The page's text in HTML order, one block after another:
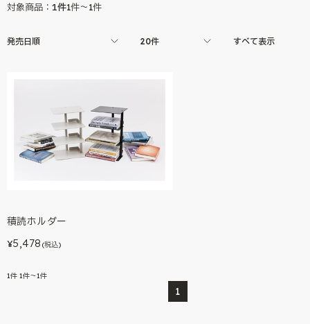
対象商品： 1件1件～1件
発売日順 20件 すべて表示
積読ホルダー
¥5,478 (税込)
1件 1件～1件
1